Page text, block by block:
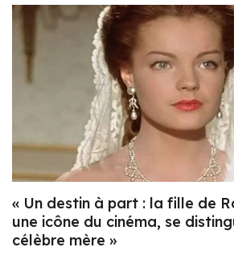
« Un destin à part : la fille de
une icône du cinéma, se
célèbre mère »